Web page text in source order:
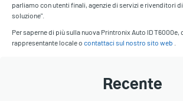
parliamo con utenti finali, agenzie di servizi e rivenditori
soluzione".
Per saperne di più sulla nuova Printronix Auto ID T6000e,
rappresentante locale o contattaci sul nostro sito web
Recente